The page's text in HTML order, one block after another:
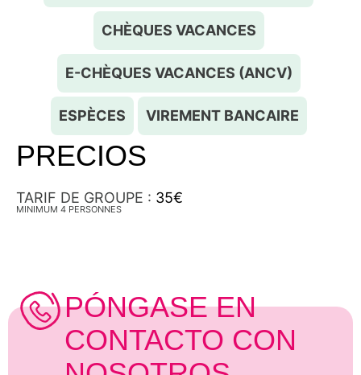
CHÈQUES VACANCES
E-CHÈQUES VACANCES (ANCV)
ESPÈCES VIREMENT BANCAIRE
PRECIOS
TARIF DE GROUPE : 35€
MINIMUM 4 PERSONNES
PÓNGASE EN
CONTACTO CON